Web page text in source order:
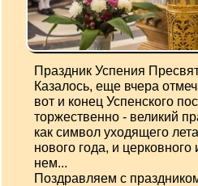
Праздник Успения
Казалось, еще вчера
вот и конец Успенского
торжественно - великий
как символ уходящего
нового года, и церковного
нем...
Поздравляем с